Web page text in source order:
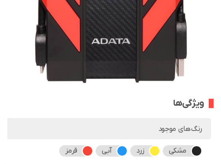
ویژگی‌ها
رنگ‌های موجود
مشکی زرد آبی قرمز